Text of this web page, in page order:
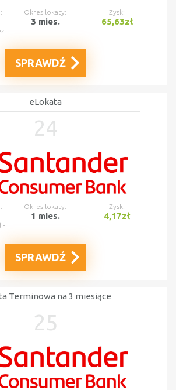
Okres lokaty: Zysk:
3 mies. 65,63zł
SPRAWDŹ
eLokata
24
Okres lokaty: Zysk:
1 mies. 4,17zł
-
SPRAWDŹ
Terminowa na 3 miesiące
25